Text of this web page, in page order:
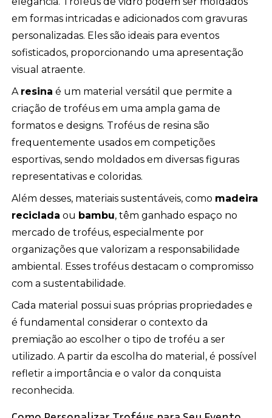
em formas intricadas e adicionados com gravuras
personalizadas. Eles são ideais para eventos
sofisticados, proporcionando uma apresentação
visual atraente.
A resina é um material versátil que permite a
criação de troféus em uma ampla gama de
formatos e designs. Troféus de resina são
frequentemente usados em competições
esportivas, sendo moldados em diversas figuras
representativas e coloridas.
Além desses, materiais sustentáveis, como madeira
reciclada ou bambu, têm ganhado espaço no
mercado de troféus, especialmente por
organizações que valorizam a responsabilidade
ambiental. Esses troféus destacam o compromisso
com a sustentabilidade.
Cada material possui suas próprias propriedades e
é fundamental considerar o contexto da
premiação ao escolher o tipo de troféu a ser
utilizado. A partir da escolha do material, é possível
refletir a importância e o valor da conquista
reconhecida.